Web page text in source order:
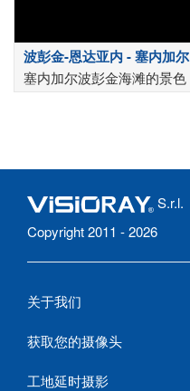
波彭金-恩达亚内 - 塞内加尔
塞内加尔波彭金海滩的景色
S.r.l.
Copyright 2011 - 2026
关于我们
获取您的摄像头
工地延时摄影